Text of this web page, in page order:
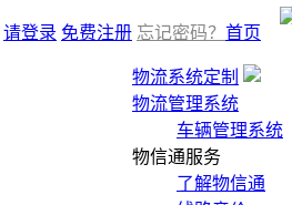
请登录 免费注册 忘记密码？
物流系统定制
物流管理系统
车辆管理系统
物信通服务
了解物信通
首页